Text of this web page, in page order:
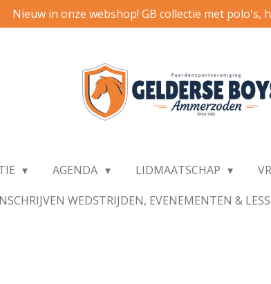
Nieuw in onze webshop! GB collectie met polo's,
AGENDA LIDMAATSCHAP
WEDSTRIJDEN, EVENEMENTEN &